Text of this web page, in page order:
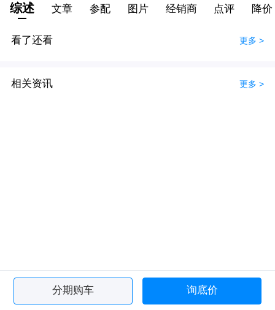
综述 文章 参配 图片 经销商 点评 降价
看了还看 更多 >
相关资讯 更多 >
分期购车 询底价